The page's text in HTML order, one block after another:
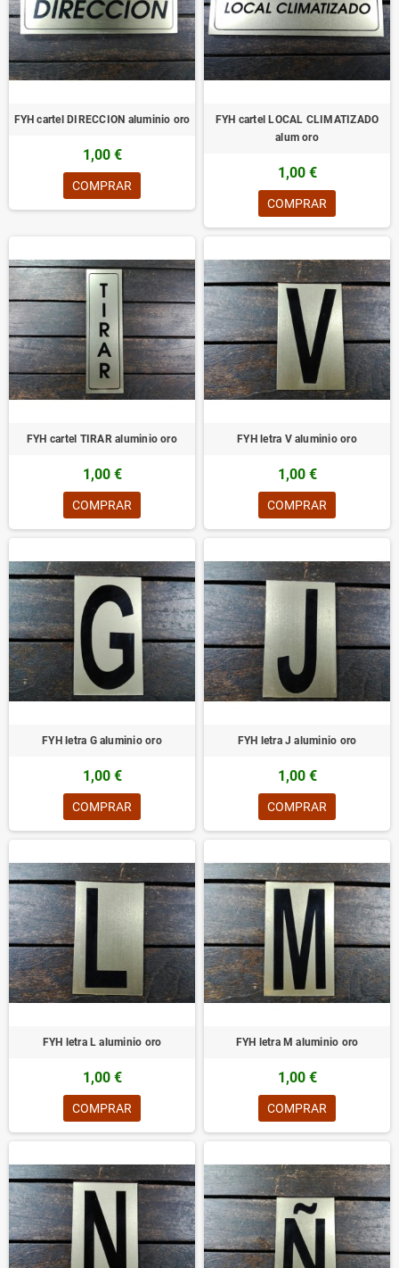
FYH cartel DIRECCION aluminio oro
1,00 €
COMPRAR
FYH cartel LOCAL CLIMATIZADO
alum oro
1,00 €
COMPRAR
FYH cartel TIRAR aluminio oro
1,00 €
COMPRAR
FYH letra V aluminio oro
1,00 €
COMPRAR
FYH letra G aluminio oro
1,00 €
COMPRAR
FYH letra J aluminio oro
1,00 €
COMPRAR
FYH letra L aluminio oro
1,00 €
COMPRAR
FYH letra M aluminio oro
1,00 €
COMPRAR